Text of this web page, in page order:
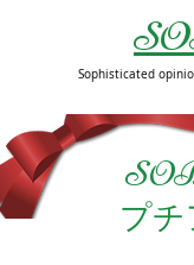
Sophisticated
プチア